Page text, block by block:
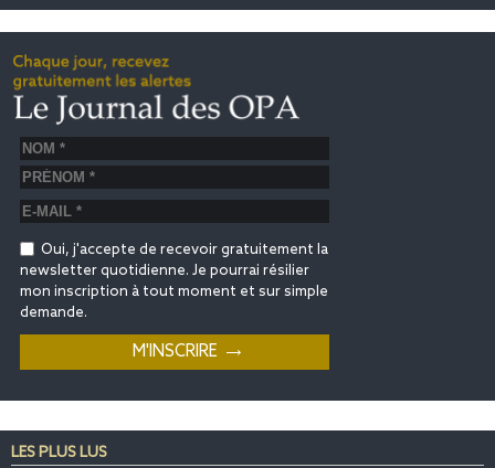
Oui, j'accepte de recevoir gratuitement la
newsletter quotidienne. Je pourrai résilier
mon inscription à tout moment et sur simple
demande.
LES PLUS LUS